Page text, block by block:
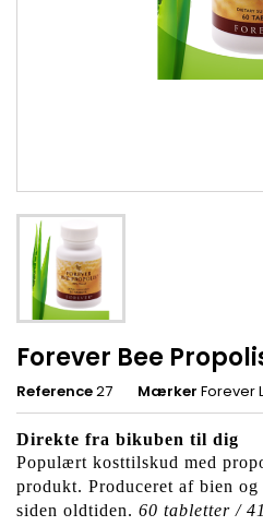
Forever Bee
Reference27 Mærker Forever
Direkte fra bikuben til dig
Populært kosttilskud med
produkt. Produceret af bien
siden oldtiden. 60 tabletter /